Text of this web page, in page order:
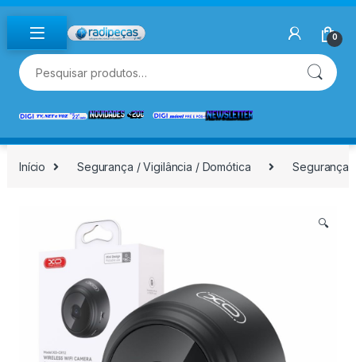
Skip to navigation
Skip to content
0
Pesquisar por:
Início Segurança / Vigilância / Domótica Segurança
🔍